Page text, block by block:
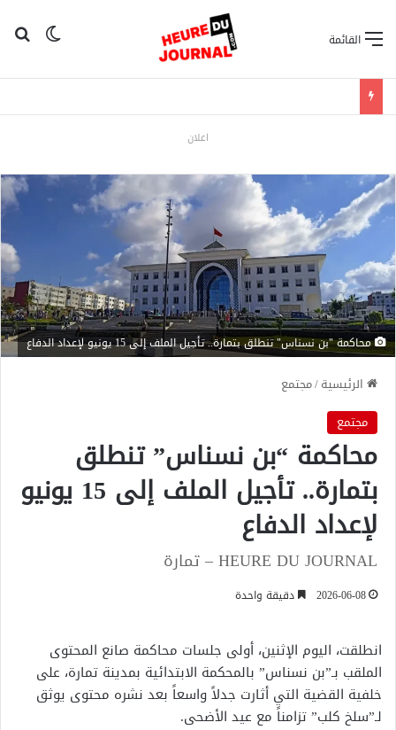
القائمة
اعلان
محاكمة "بن نسناس" تنطلق بتمارة.. تأجيل الملف إلى 15 يونيو لإعداد الدفاع
الرئيسية/مجتمع
مجتمع
محاكمة “بن نسناس” تنطلق
بتمارة.. تأجيل الملف إلى 15 يونيو
لإعداد الدفاع
HEURE DU JOURNAL – تمارة
2026-06-08 دقيقة واحدة
انطلقت، اليوم الإثنين، أولى جلسات محاكمة صانع المحتوى
الملقب بـ”بن نسناس” بالمحكمة الابتدائية بمدينة تمارة، على
خلفية القضية التي أثارت جدلاً واسعاً بعد نشره محتوى يوثق
لـ”سلخ كلب” تزامناً مع عيد الأضحى.